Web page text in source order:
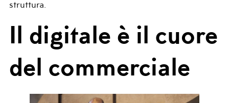
struttura.
Il digitale è il cuore
del commerciale